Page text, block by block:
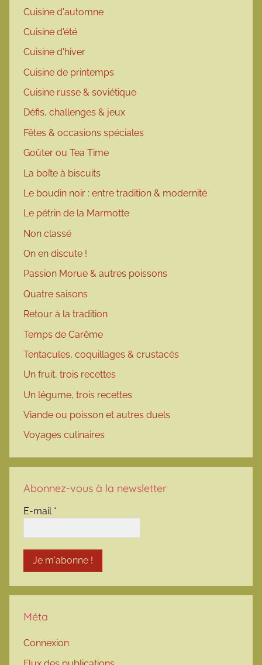
Cuisine d'automne
Cuisine d'été
Cuisine d'hiver
Cuisine de printemps
Cuisine russe & soviétique
Défis, challenges & jeux
Fêtes & occasions spéciales
Goûter ou Tea Time
La boîte à biscuits
Le boudin noir : entre tradition & modernité
Le pétrin de la Marmotte
Non classé
On en discute !
Passion Morue & autres poissons
Quatre saisons
Retour à la tradition
Temps de Carême
Tentacules, coquillages & crustacés
Un fruit, trois recettes
Un légume, trois recettes
Viande ou poisson et autres duels
Voyages culinaires
Abonnez-vous à la newsletter
E-mail *
Méta
Connexion